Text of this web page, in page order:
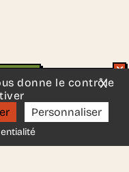
nous, nous serons
projet d’aménagement ?
ON S’APPELLE ?
donne le contrôle
Personnaliser
X